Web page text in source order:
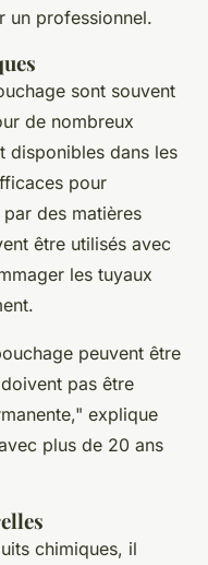
un professionnel.
sont souvent
de nombreux
disponibles dans les
pour
des matières
être utilisés avec
les tuyaux
peuvent être
pas être
explique
plus de 20 ans
chimiques, il